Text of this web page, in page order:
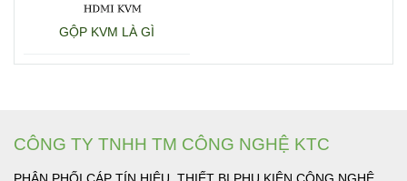
GỘP KVM LÀ GÌ
CÔNG TY TNHH TM CÔNG NGHỆ KTC